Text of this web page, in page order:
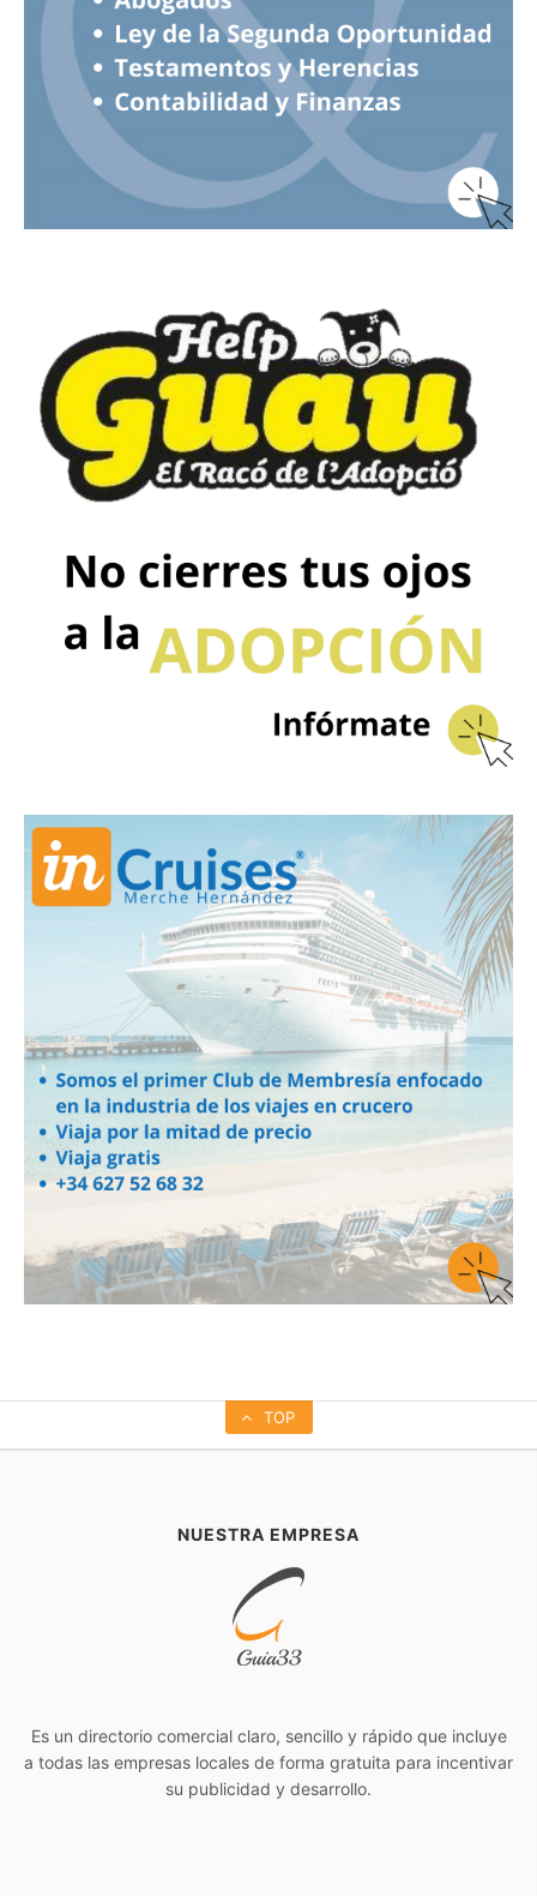
TOP
NUESTRA EMPRESA
Es un directorio comercial claro, sencillo y rápido que incluye
a todas las empresas locales de forma gratuita para incentivar
su publicidad y desarrollo.